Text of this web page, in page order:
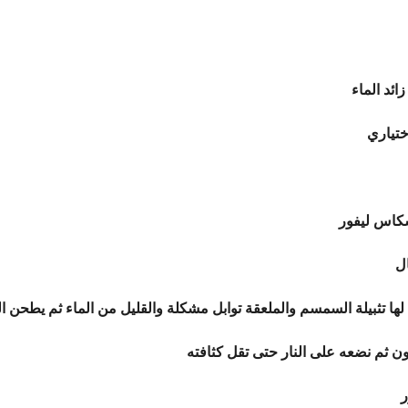
الماء
ليفور
السمسم والملعقة توابل مشكلة والقليل من الماء ثم يطحن
ثم نضعه على النار حتى تقل كثافته